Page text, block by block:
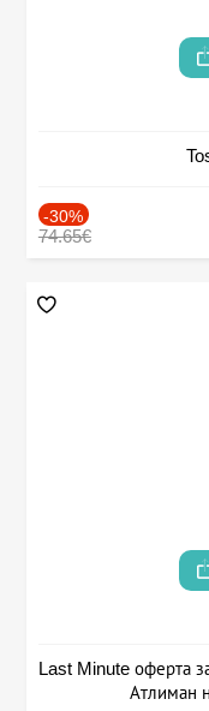
-30%
74.65€
Last Minute оферта
Атлиман